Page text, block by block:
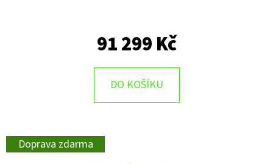
91 299 Kč
DO KOŠÍKU
Doprava zdarma